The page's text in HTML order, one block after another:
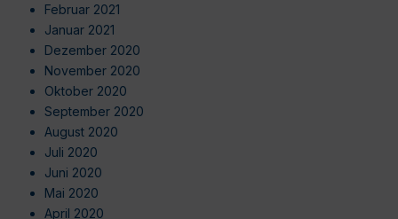
Februar 2021
Januar 2021
Dezember 2020
November 2020
Oktober 2020
September 2020
August 2020
Juli 2020
Juni 2020
Mai 2020
April 2020